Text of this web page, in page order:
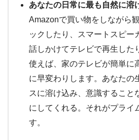
あなたの日常に最も自然に溶
Amazonで買い物をしながら
ックしたり、スマートスピー
話しかけてテレビで再生した
使えば、家のテレビが簡単に
に早変わりします。あなたの
スに溶け込み、意識すること
にしてくれる。それがプライ
す。